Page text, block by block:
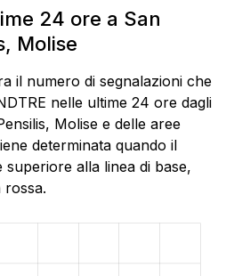
24 ore a San
Molise
il numero di segnalazioni che
nelle ultime 24 ore dagli
Molise e delle aree
determinata quando il
superiore alla linea di base,
rossa.